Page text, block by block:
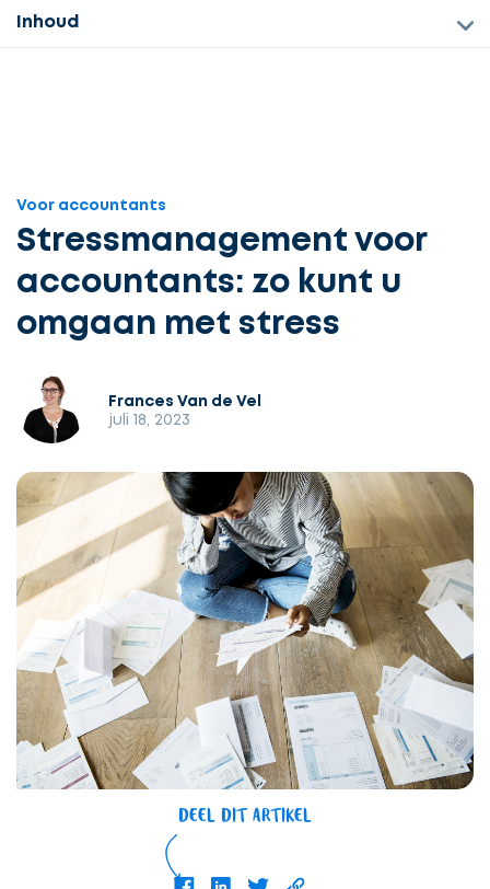
Inhoud
Voor accountants
Stressmanagement voor
accountants: zo kunt u
omgaan met stress
Frances Van de Vel
juli 18, 2023
DEEL DIT ARTIKEL